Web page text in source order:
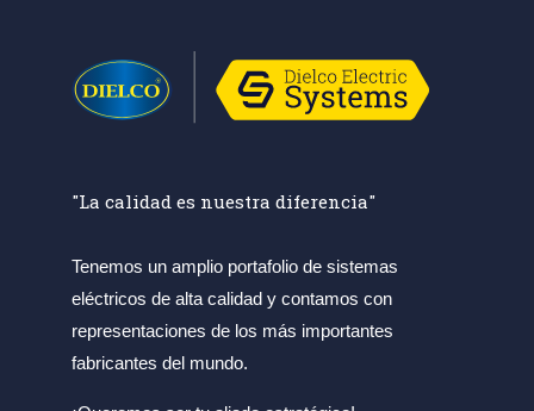
"La calidad es nuestra diferencia"
Tenemos un amplio portafolio de sistemas
eléctricos de alta calidad y contamos con
representaciones de los más importantes
fabricantes del mundo.